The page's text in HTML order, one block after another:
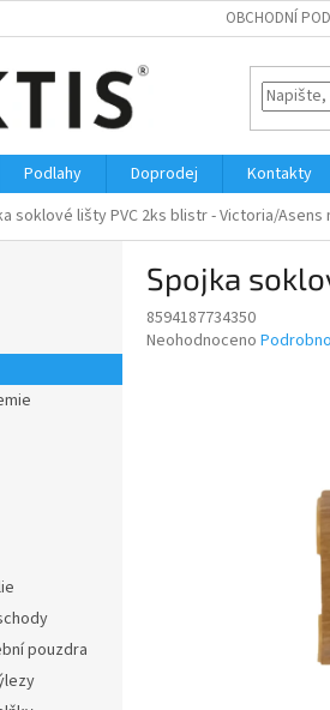
OBCHODNÍ
Podlahy Doprodej
Kontakty
soklové lišty PVC 2ks blistr - Victoria/Asens
pouzdra
Spojka
8594187734350
Průměrné
Neohodnoceno